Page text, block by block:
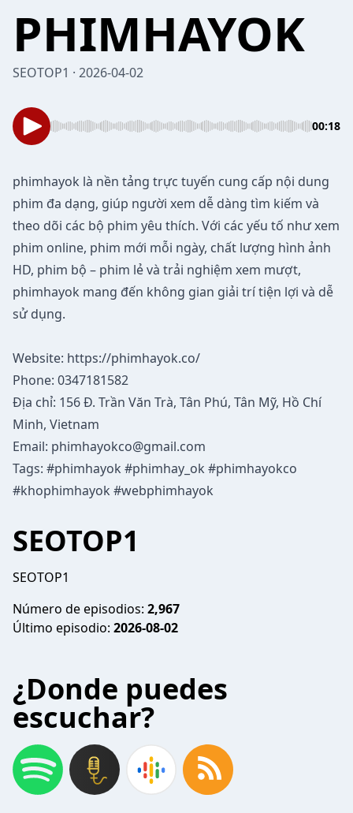
PHIMHAYOK
SEOTOP1 · 2026-04-02
00:18
phimhayok là nền tảng trực tuyến cung cấp nội dung
phim đa dạng, giúp người xem dễ dàng tìm kiếm và
theo dõi các bộ phim yêu thích. Với các yếu tố như xem
phim online, phim mới mỗi ngày, chất lượng hình ảnh
HD, phim bộ – phim lẻ và trải nghiệm xem mượt,
phimhayok mang đến không gian giải trí tiện lợi và dễ
sử dụng.
Website: https://phimhayok.co/
Phone: 0347181582
Địa chỉ: 156 Đ. Trần Văn Trà, Tân Phú, Tân Mỹ, Hồ Chí
Minh, Vietnam
Email: phimhayokco@gmail.com
Tags: #phimhayok #phimhay_ok #phimhayokco
#khophimhayok #webphimhayok
SEOTOP1
SEOTOP1
Número de episodios: 2,967
Último episodio: 2026-08-02
¿Donde puedes
escuchar?